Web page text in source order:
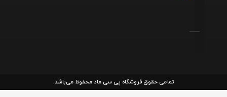
تمامی حقوق فروشگاه پی سی ماد محفوظ می‌باشد.